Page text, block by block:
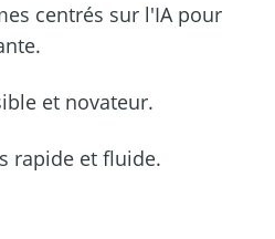
centrés sur l'IA pour
et novateur.
rapide et fluide.